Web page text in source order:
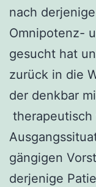
nach
Omnipotenz-
gesucht hat
zurück in die
der denkbar
gängigen
derjenige